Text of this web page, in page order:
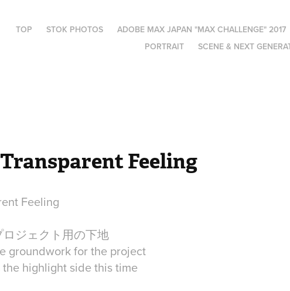
TOP STOK PHOTOS ADOBE MAX JAPAN "MAX CHALLENGE" 2017
PORTRAIT
SCENE & NEXT
Feeling
Feeling
ジェクト用の下地
groundwork for the project
highlight side this time